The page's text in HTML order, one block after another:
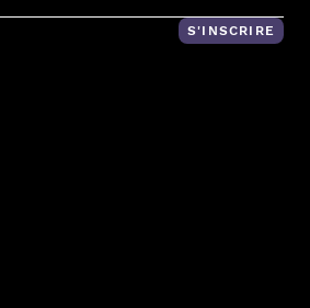
S'INSCRIRE